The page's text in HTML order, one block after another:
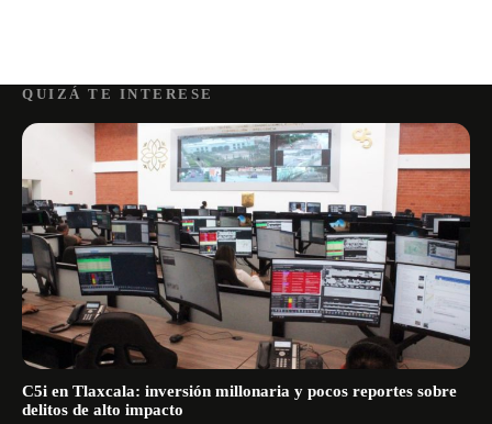
QUIZÁ TE INTERESE
C5i en Tlaxcala: inversión millonaria y pocos reportes sobre
delitos de alto impacto